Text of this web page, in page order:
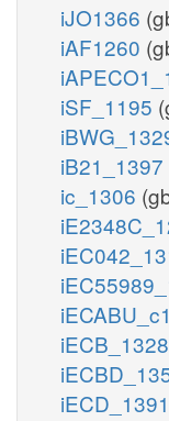
iJO1366
iAF1260
iSF_1195
iB21_1397
ic_1306
iECB_1328
iECD_1391